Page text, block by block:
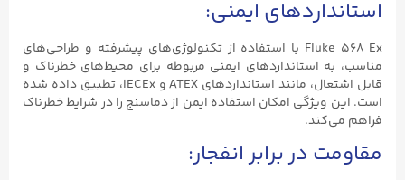
استانداردهای ایمنی:
Fluke ۵۶۸ Ex با استفاده از تکنولوژی‌های پیشرفته و طراحی‌های
مناسب، به استانداردهای ایمنی مربوطه برای محیط‌های خطرناک و
قابل اشتعال، مانند استانداردهای ATEX و IECEx، تطبیق داده شده
است. این ویژگی امکان استفاده ایمن از دماسنج را در شرایط خطرناک
فراهم می‌کند.
مقاومت در برابر انفجار: